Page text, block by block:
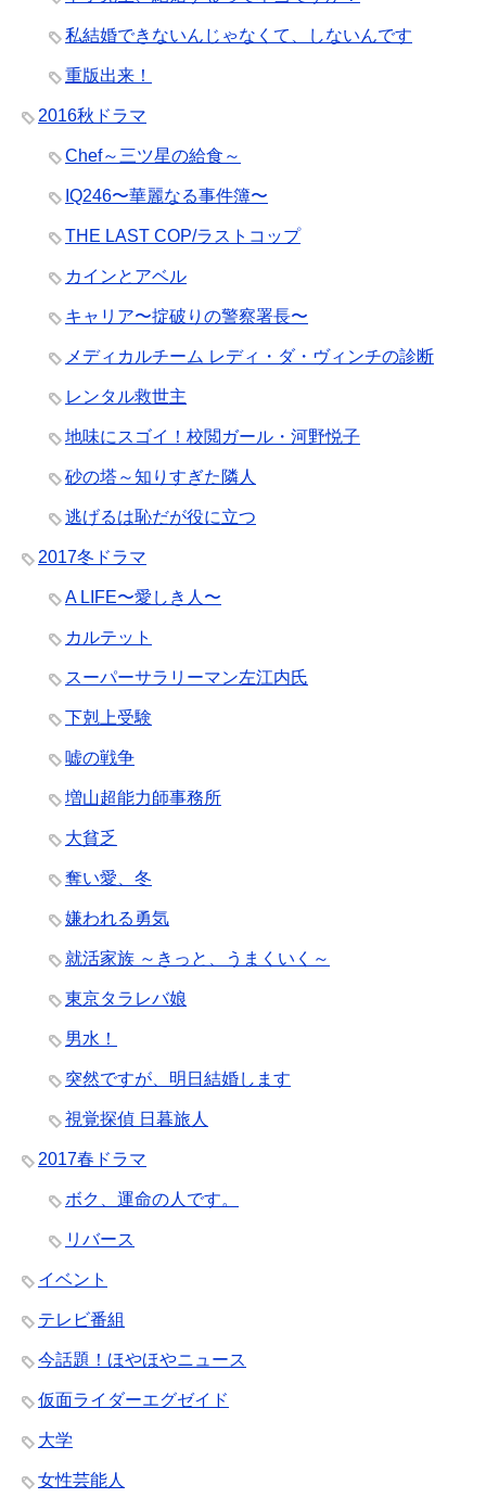
私結婚できないんじゃなくて、しないんです
重版出来！
2016秋ドラマ
Chef～三ツ星の給食～
IQ246〜華麗なる事件簿〜
THE LAST COP/ラストコップ
カインとアベル
キャリア〜掟破りの警察署長〜
メディカルチーム レディ・ダ・ヴィンチの診断
レンタル救世主
地味にスゴイ！校閲ガール・河野悦子
砂の塔～知りすぎた隣人
逃げるは恥だが役に立つ
2017冬ドラマ
A LIFE〜愛しき人〜
カルテット
スーパーサラリーマン左江内氏
下剋上受験
嘘の戦争
増山超能力師事務所
大貧乏
奪い愛、冬
嫌われる勇気
就活家族 ～きっと、うまくいく～
東京タラレバ娘
男水！
突然ですが、明日結婚します
視覚探偵 日暮旅人
2017春ドラマ
ボク、運命の人です。
リバース
イベント
テレビ番組
今話題！ほやほやニュース
仮面ライダーエグゼイド
大学
女性芸能人